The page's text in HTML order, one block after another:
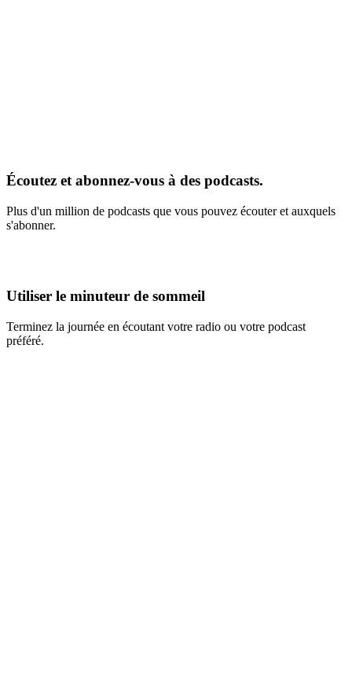
Écoutez et abonnez-vous à des podcasts.
Plus d'un million de podcasts que vous pouvez écouter et auxquels
s'abonner.
Utiliser le minuteur de sommeil
Terminez la journée en écoutant votre radio ou votre podcast
préféré.